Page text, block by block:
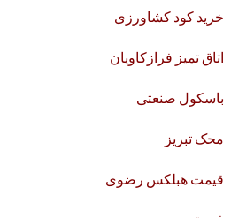
خرید کود کشاورزی
اتاق تمیز فرازکاویان
باسکول صنعتی
محک تبریز
قیمت هبلکس رضوی